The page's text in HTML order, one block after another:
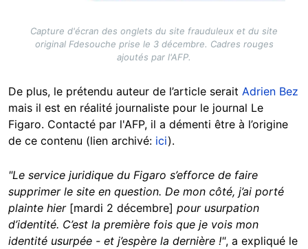
Capture d'écran des onglets du site frauduleux et du site
original Fdesouche prise le 3 décembre. Cadres rouges
ajoutés par l'AFP.
De plus, le prétendu auteur de l’article serait Adrien Bez
mais il est en réalité journaliste pour le journal Le
Figaro. Contacté par l'AFP, il a démenti être à l’origine
de ce contenu (lien archivé: ici).
"Le service juridique du Figaro s’efforce de faire
supprimer le site en question. De mon côté, j’ai porté
plainte hier [mardi 2 décembre] pour usurpation
d’identité. C’est la première fois que je vois mon
identité usurpée - et j’espère la dernière !", a expliqué le